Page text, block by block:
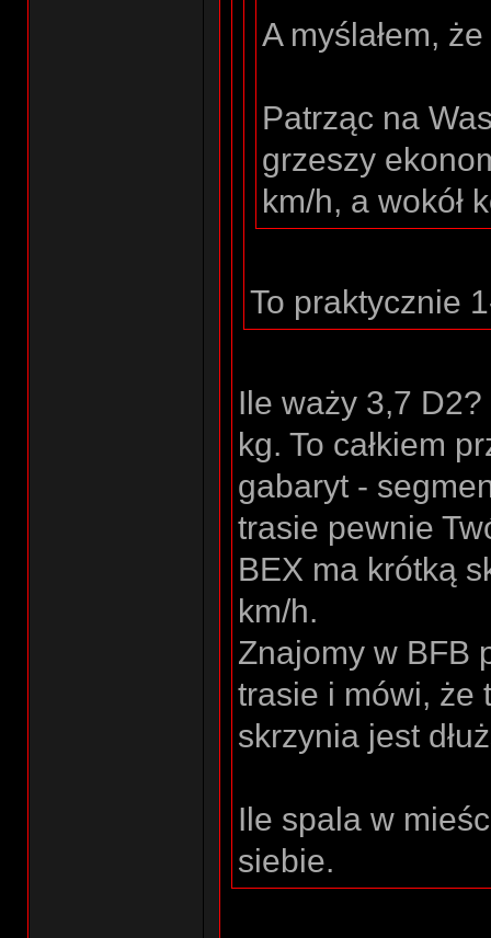
A myślałem,
Patrząc na
grzeszy
km/h, a wokół
To praktycznie
Ile waży 3,7
kg. To całkiem
gabaryt -
trasie pewnie
BEX ma krótką
km/h.
Znajomy w BFB
trasie i mówi, że
skrzynia jest
Ile spala w
siebie.